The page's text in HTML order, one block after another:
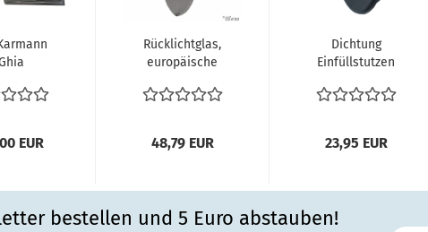
EUR
Rücklichtglas,
europäische
VW Karmann...
48,79 EUR
Dichtung
Einfüllstutzen
Einfüller Tank
23,95 EUR
bestellen und 5 Euro abstauben!